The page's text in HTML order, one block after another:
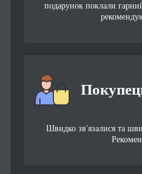
подарунок поклали
Швидко зв'язалися та